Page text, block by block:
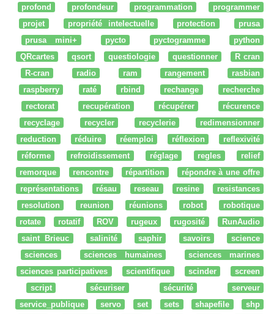
profond
profondeur programmation
programmer
projet
propriété intelectuelle protection
prusa
prusa mini+
pycto pyctogramme
python
QRcartes
qsort questiologie questionner
R cran
R-cran
radio ram rangement
rasbian
raspberry
raté rbind rechange
recherche
rectorat
recupération récupérer
récurence
recyclage
recycler recyclerie
redimensionner
reduction
réduire réemploi réflexion
reflexivité
réforme
refroidissement réglage regles
relief
remorque
rencontre répartition
répondre à une offre
représentations
résau reseau resine
resistances
resolution
reunion réunions robot
robotique
rotate
rotatif ROV rugeux rugosité
RunAudio
saint Brieuc
salinité saphir savoirs
science
sciences
sciences humaines
sciences marines
sciences participatives
scientifique scinder
screen
script
sécuriser sécurité
serveur
service_publique
servo set sets shapefile
shp